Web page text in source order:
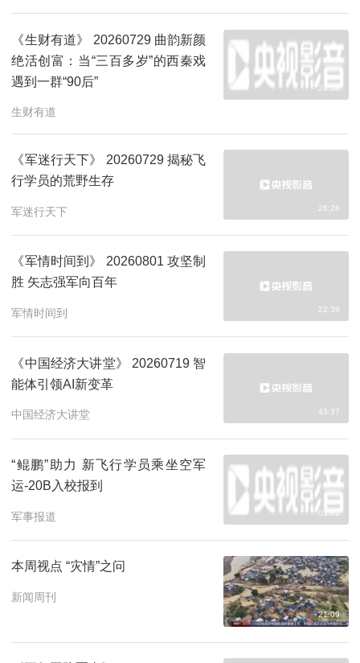
《生财有道》 20260729 曲韵新颜
绝活创富：当“三百多岁”的西秦戏
遇到一群“90后”
生财有道
24:38
《军迷行天下》 20260729 揭秘飞
行学员的荒野生存
军迷行天下 26:28
《军情时间到》 20260801 攻坚制
胜 矢志强军向百年
军情时间到 22:39
《中国经济大讲堂》 20260719 智
能体引领AI新变革
中国经济大讲堂 43:37
“鲲鹏”助力 新飞行学员乘坐空军
运-20B入校报到
军事报道 03:01
本周视点 “灾情”之问
新闻周刊
21:09